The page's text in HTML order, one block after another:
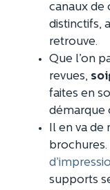
canaux de
distinctifs,
retrouve.
Que l’on
revues,
faites en
démarque
Il en va
brochures.
supports